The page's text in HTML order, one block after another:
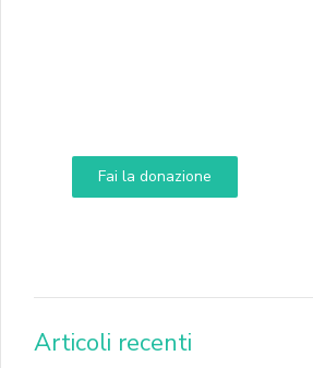
Fai la donazione
DONA
Articoli recenti